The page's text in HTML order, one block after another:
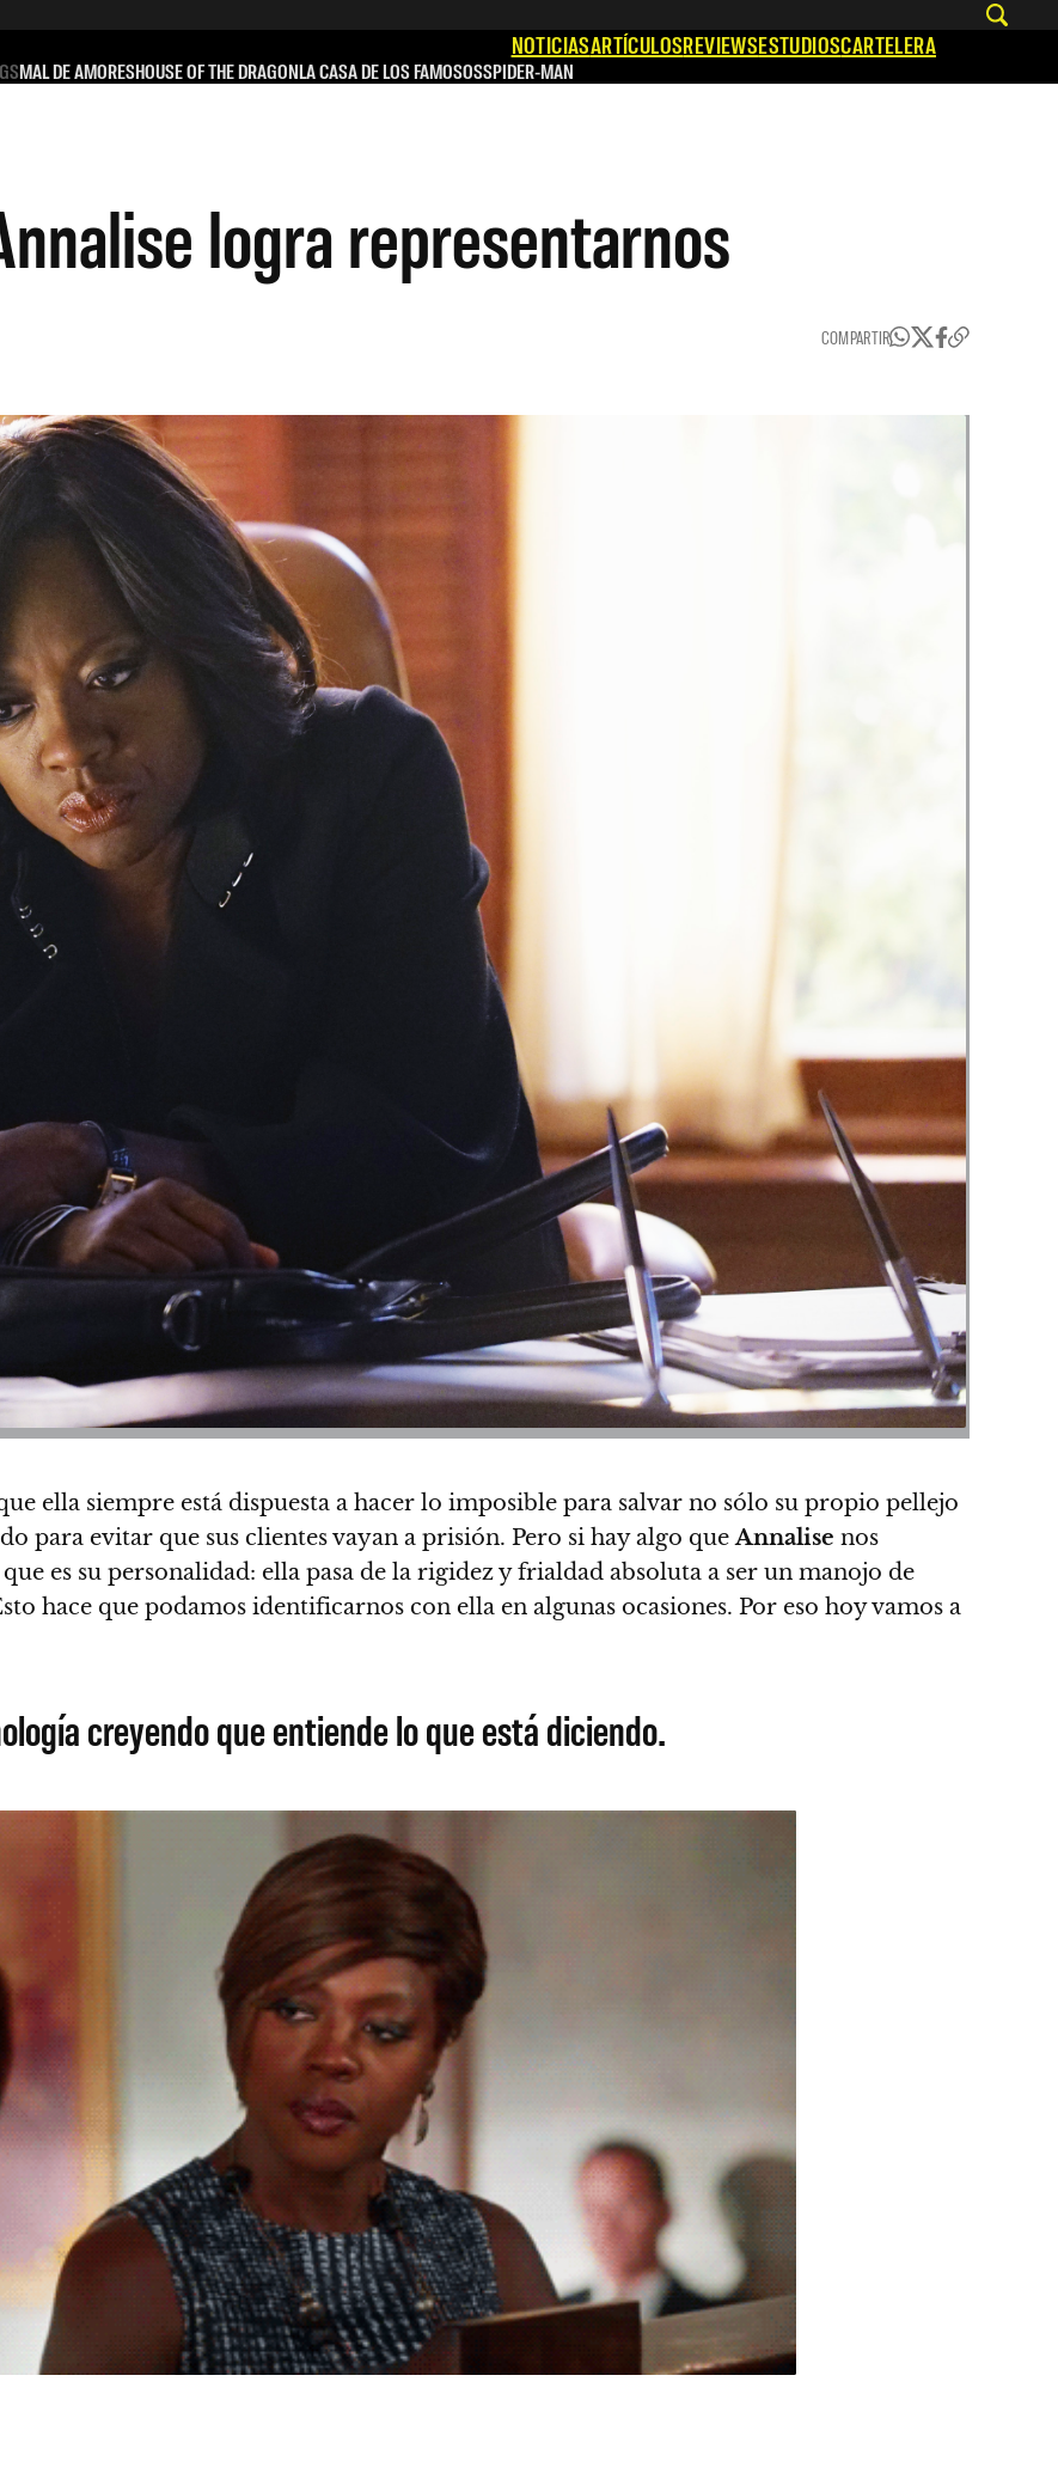
NOTICIASARTÍCULOSREVIEWSESTUDIOSCARTELERA
MAL DE AMORESHOUSE OF THE DRAGONLA CASA DE LOS FAMOSOSSPIDER-MAN
logra representarnos
COMPARTIR
ella siempre está dispuesta a hacer lo imposible para salvar no sólo su propio pellejo
para evitar que sus clientes vayan a prisión. Pero si hay algo queAnnalise nos
es su personalidad: ella pasa de la rigidez y frialdad absoluta a ser un manojo de
hace que podamos identificarnos con ella en algunas ocasiones. Por eso hoy vamos a
creyendo que entiende lo que está diciendo.